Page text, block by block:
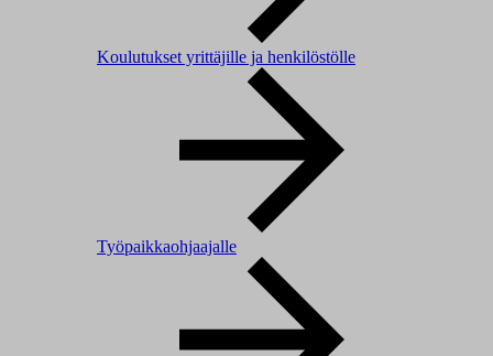
Koulutukset yrittäjille ja henkilöstölle
Työpaikkaohjaajalle